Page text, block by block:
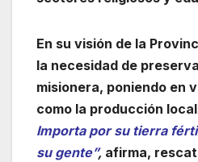
En su visión de la
la necesidad de
misionera, poniendo en
como la producción
Importa por su tierra
su gente”, afirma,